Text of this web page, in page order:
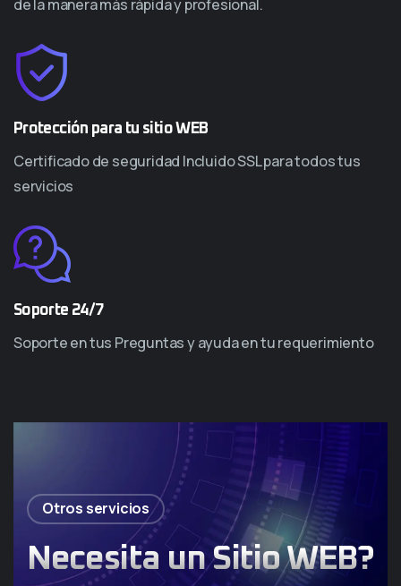
de la manera más rápida y profesional.
Protección para tu sitio WEB
Certificado de seguridad Incluido SSL para todos tus
servicios
Soporte 24/7
Soporte en tus Preguntas y ayuda en tu requerimiento
Otros servicios
Necesita un Sitio WEB?